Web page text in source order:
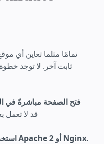
فتح الصفحة مباشرةً في
استخدام خادم ويب محلي، مثل Apache 2 أو Nginx.